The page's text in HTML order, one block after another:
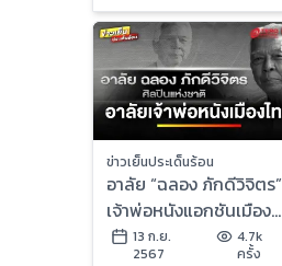
ข่าวเย็นประเด็นร้อน
อาลัย “ฉลอง ภักดีวิจิตร”
เจ้าพ่อหนังแอกชันเมือง
ไทย | ข่าวเย็นประเด็นร้อน
13 ก.ย.
2567
4.7k
ครั้ง